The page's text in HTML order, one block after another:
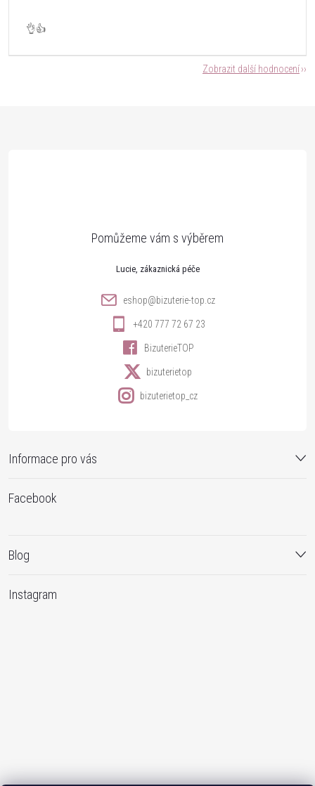
👌👍
Zobrazit další hodnocení
Informace pro vás
Lucie
eshop@bizuterie-top.cz
+420 777 72 67 23
BizuterieTOP
bizuterietop
bizuterietop_cz
Facebook
Blog
Instagram